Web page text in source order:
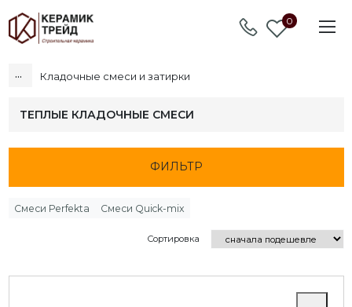
0
... Кладочные смеси и затирки
ТЕПЛЫЕ КЛАДОЧНЫЕ СМЕСИ
ФИЛЬТР
Смеси Perfekta Смеси Quick-mix
Сортировка